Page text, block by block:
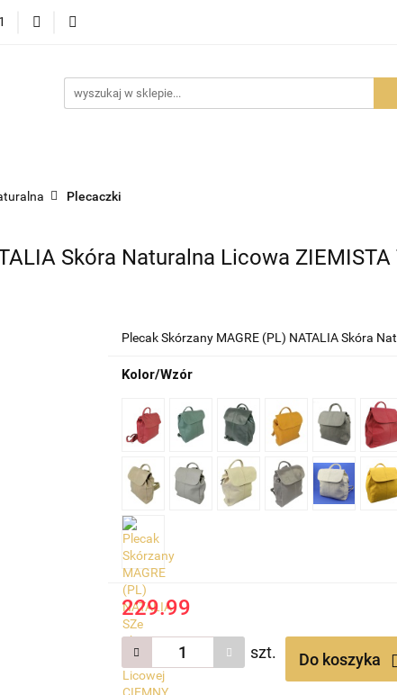
PROMOCJE
Plecaczki
Skóra Naturalna Licowa ZIEMISTA
Plecak Skórzany MAGRE (PL) NATALIA Skóra
Kolor/Wzór
229.99
szt. Do koszyka